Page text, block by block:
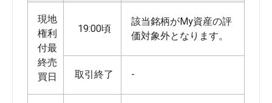
現地
権利
付最
終売
買日
19:00頃
該当銘柄がMy資産の評
価対象外となります。
取引終了 -